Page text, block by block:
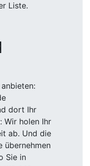
Liste.
dort Ihr
Wir holen Ihr
ab. Und die
übernehmen
Sie in